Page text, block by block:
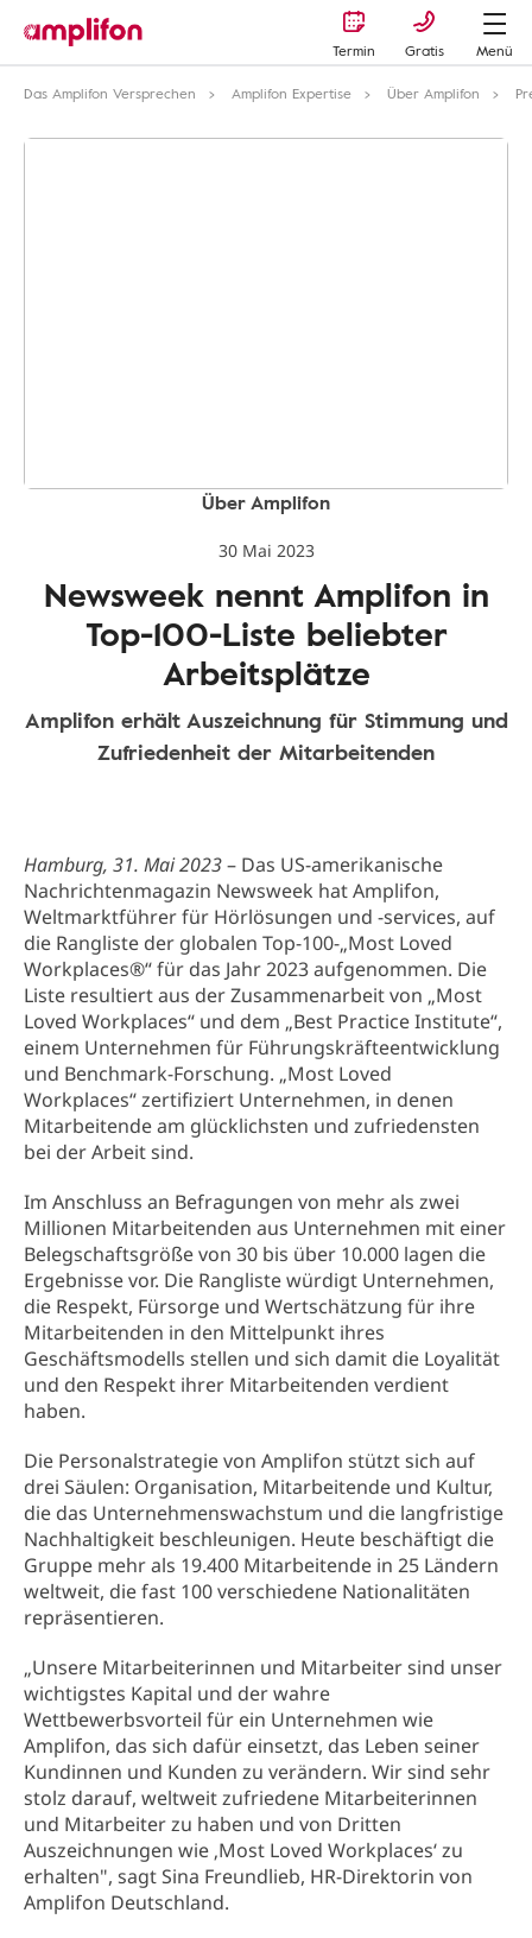
Termin Gratis
Menü
Das Amplifon Versprechen
Amplifon Expertise Über Amplifon
Über Amplifon
30 Mai 2023
Newsweek nennt Amplifon in
Top-100-Liste beliebter
Arbeitsplätze
Amplifon erhält Auszeichnung für Stimmung und
Zufriedenheit der Mitarbeitenden
Hamburg, 31. Mai 2023– Das US-amerikanische
Nachrichtenmagazin Newsweek hat Amplifon,
Weltmarktführer für Hörlösungen und -services, auf
die Rangliste der globalen Top-100-„Most Loved
Workplaces®“ für das Jahr 2023 aufgenommen. Die
Liste resultiert aus der Zusammenarbeit von „Most
Loved Workplaces“ und dem „Best Practice Institute“,
einem Unternehmen für Führungskräfteentwicklung
und Benchmark-Forschung. „Most Loved
Workplaces“ zertifiziert Unternehmen, in denen
Mitarbeitende am glücklichsten und zufriedensten
bei der Arbeit sind.
Im Anschluss an Befragungen von mehr als zwei
Millionen Mitarbeitenden aus Unternehmen mit einer
Belegschaftsgröße von 30 bis über 10.000 lagen die
Ergebnisse vor. Die Rangliste würdigt Unternehmen,
die Respekt, Fürsorge und Wertschätzung für ihre
Mitarbeitenden in den Mittelpunkt ihres
Geschäftsmodells stellen und sich damit die Loyalität
und den Respekt ihrer Mitarbeitenden verdient
haben.
Die Personalstrategie von Amplifon stützt sich auf
drei Säulen: Organisation, Mitarbeitende und Kultur,
die das Unternehmenswachstum und die langfristige
Nachhaltigkeit beschleunigen. Heute beschäftigt die
Gruppe mehr als 19.400 Mitarbeitende in 25 Ländern
weltweit, die fast 100 verschiedene Nationalitäten
repräsentieren.
„Unsere Mitarbeiterinnen und Mitarbeiter sind unser
wichtigstes Kapital und der wahre
Wettbewerbsvorteil für ein Unternehmen wie
Amplifon, das sich dafür einsetzt, das Leben seiner
Kundinnen und Kunden zu verändern. Wir sind sehr
stolz darauf, weltweit zufriedene Mitarbeiterinnen
und Mitarbeiter zu haben und von Dritten
Auszeichnungen wie ‚Most Loved Workplaces‘ zu
erhalten", sagt Sina Freundlieb, HR-Direktorin von
Amplifon Deutschland.